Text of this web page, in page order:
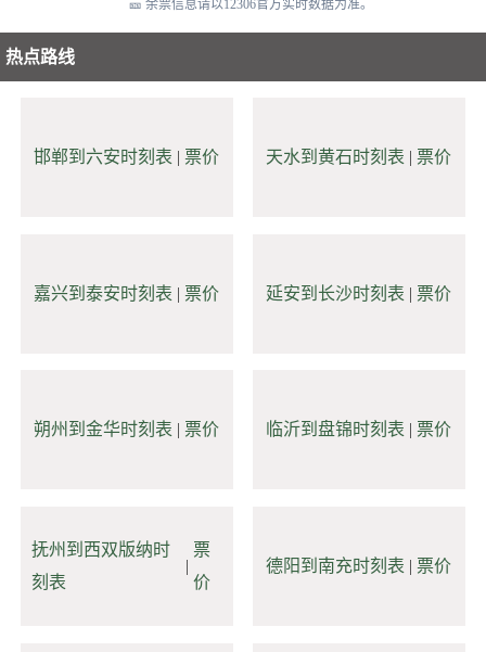
🎫 余票信息请以12306官方实时数据为准。
热点路线
邯郸到六安时刻表 |票价 天水到黄石时刻表 |票价
嘉兴到泰安时刻表 |票价 延安到长沙时刻表 |票价
朔州到金华时刻表 |票价 临沂到盘锦时刻表 |票价
抚州到西双版纳时
刻表
|
票
价
德阳到南充时刻表 |票价